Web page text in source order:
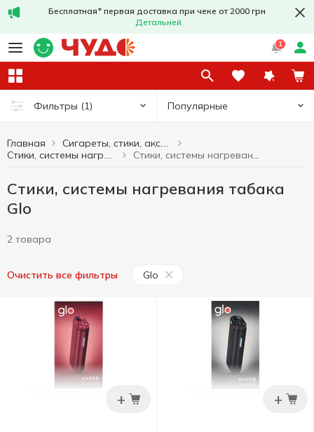
Бесплатная* первая доставка при чеке от 2000 грн
Детальней
1
Фильтры (1) Популярные
Главная
Стики, системы нагревания табака Glo
Стики, системы нагревания табака
Glo
2 товара
Очистить все фильтры Glo
+ +